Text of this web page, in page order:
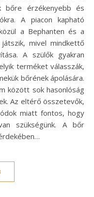
bőre érzékenyebb és
A piacon kapható
a Bephanten és a
mivel mindkettő
A szülők gyakran
terméket válasszák,
bőrének ápolására.
között sok hasonlóság
Az eltérő összetevők,
miatt fontos, hogy
szükségünk. A bőr